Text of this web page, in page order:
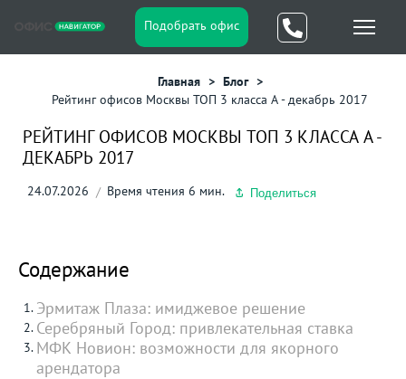
Подобрать офис
Главная
Блог
Рейтинг офисов Москвы ТОП 3 класса А - декабрь 2017
РЕЙТИНГ ОФИСОВ МОСКВЫ ТОП 3 КЛАССА А -
ДЕКАБРЬ 2017
24.07.2026 Время чтения 6 мин. Поделиться
Содержание
Эрмитаж Плаза: имиджевое решение
Серебряный Город: привлекательная ставка
МФК Новион: возможности для якорного
арендатора